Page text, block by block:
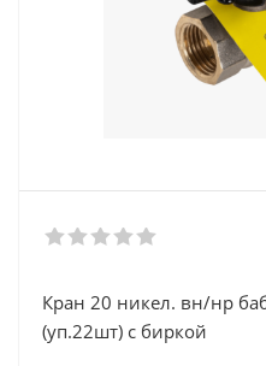
Кран 20 никел. вн/нр
(уп.22шт) с биркой